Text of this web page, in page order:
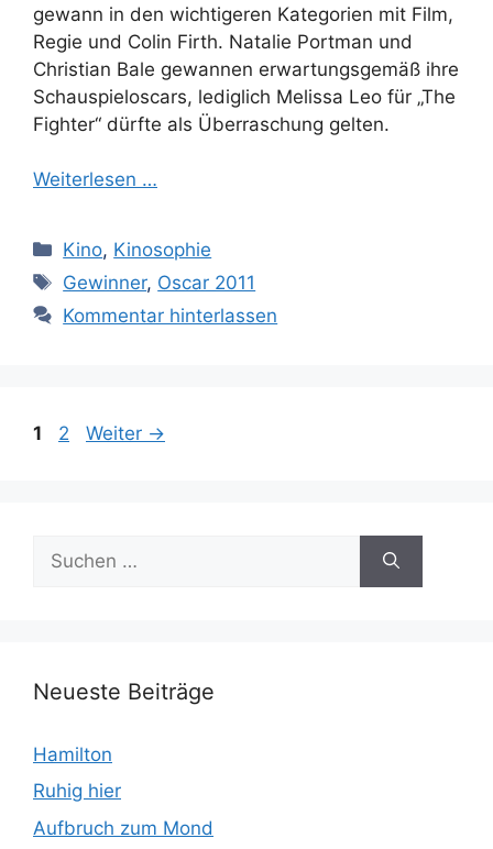
gewann in den wichtigeren Kategorien mit Film,
Regie und Colin Firth. Natalie Portman und
Christian Bale gewannen erwartungsgemäß ihre
Schauspieloscars, lediglich Melissa Leo für „The
Fighter“ dürfte als Überraschung gelten.
Weiterlesen …
Kategorien
Kino, Kinosophie
Schlagwörter
Gewinner, Oscar 2011
Kommentar hinterlassen
Seite
1 Seite
2 Weiter →
nach:
Neueste Beiträge
Hamilton
Ruhig hier
Aufbruch zum Mond